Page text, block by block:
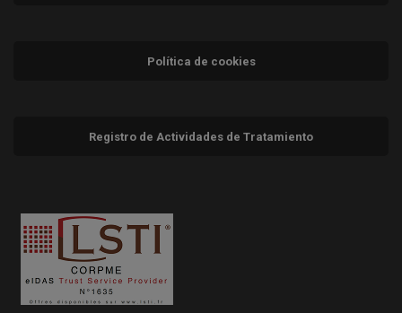
Política de cookies
Registro de Actividades de Tratamiento